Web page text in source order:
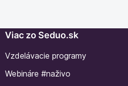
Viac zo Seduo.sk
Vzdelávacie programy
Webináre #naživo